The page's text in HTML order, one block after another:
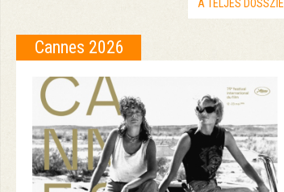
A TELJES DOSSZIÉ
Cannes 2026